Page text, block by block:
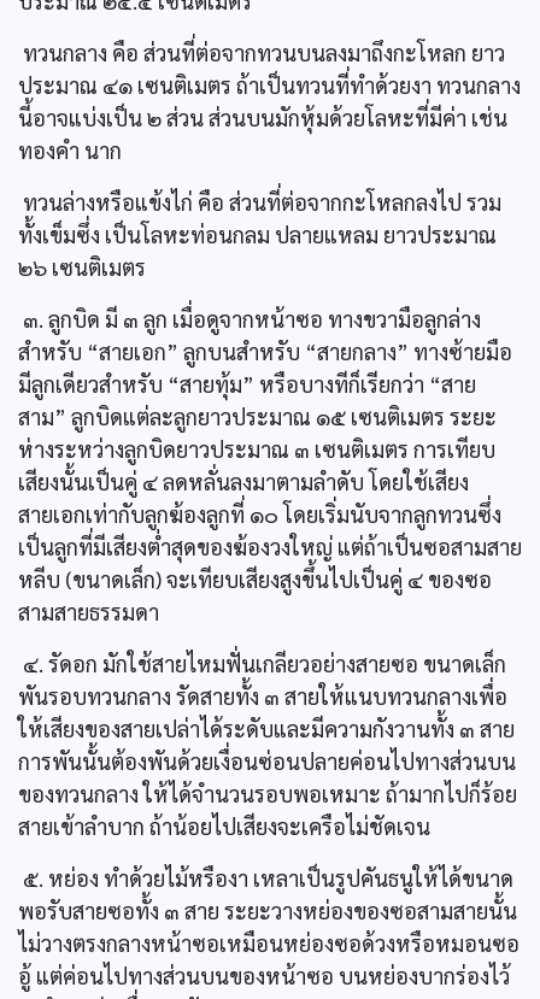
ทวนกลาง คือ ส่วนที่ต่อจากทวนบนลงมาถึงกะโหลก ยาว
ประมาณ ๔๑ เซนติเมตร ถ้าเป็นทวนที่ทำด้วยงา ทวนกลาง
นี้อาจแบ่งเป็น ๒ ส่วน ส่วนบนมักหุ้มด้วยโลหะที่มีค่า เช่น
ทองคำ นาก
ทวนล่างหรือแข้งไก่ คือ ส่วนที่ต่อจากกะโหลกลงไป รวม
ทั้งเข็มซึ่ง เป็นโลหะท่อนกลม ปลายแหลม ยาวประมาณ
๒๖ เซนติเมตร
๓. ลูกบิด มี ๓ ลูก เมื่อดูจากหน้าซอ ทางขวามือลูกล่าง
สำหรับ “สายเอก” ลูกบนสำหรับ “สายกลาง” ทางซ้ายมือ
มีลูกเดียวสำหรับ “สายทุ้ม” หรือบางทีก็เรียกว่า “สาย
สาม” ลูกบิดแต่ละลูกยาวประมาณ ๑๕ เซนติเมตร ระยะ
ห่างระหว่างลูกบิดยาวประมาณ ๓ เซนติเมตร การเทียบ
เสียงนั้นเป็นคู่ ๔ ลดหลั่นลงมาตามลำดับ โดยใช้เสียง
สายเอกเท่ากับลูกฆ้องลูกที่ ๑๐ โดยเริ่มนับจากลูกทวนซึ่ง
เป็นลูกที่มีเสียงต่ำสุดของฆ้องวงใหญ่ แต่ถ้าเป็นซอสามสาย
หลีบ (ขนาดเล็ก) จะเทียบเสียงสูงขึ้นไปเป็นคู่ ๔ ของซอ
สามสายธรรมดา
๔. รัดอก มักใช้สายไหมฟั่นเกลียวอย่างสายซอ ขนาดเล็ก
พันรอบทวนกลาง รัดสายทั้ง ๓ สายให้แนบทวนกลางเพื่อ
ให้เสียงของสายเปล่าได้ระดับและมีความกังวานทั้ง ๓ สาย
การพันนั้นต้องพันด้วยเงื่อนซ่อนปลายค่อนไปทางส่วนบน
ของทวนกลาง ให้ได้จำนวนรอบพอเหมาะ ถ้ามากไปก็ร้อย
สายเข้าลำบาก ถ้าน้อยไปเสียงจะเครือไม่ชัดเจน
๕. หย่อง ทำด้วยไม้หรืองา เหลาเป็นรูปคันธนูให้ได้ขนาด
พอรับสายซอทั้ง ๓ สาย ระยะวางหย่องของซอสามสายนั้น
ไม่วางตรงกลางหน้าซอเหมือนหย่องซอด้วงหรือหมอนซอ
อู้ แต่ค่อนไปทางส่วนบนของหน้าซอ บนหย่องบากร่องไว้